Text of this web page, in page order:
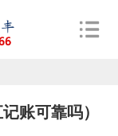
账可靠吗）